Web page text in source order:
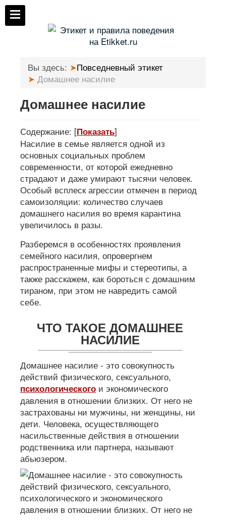
Вы здесь:
Повседневный этикет
Домашнее насилие
Домашнее насилие
Содержание: [Показать]
Насилие в семье является одной из
основных социальных проблем
современности, от которой ежедневно
страдают и даже умирают тысячи человек.
Особый всплеск агрессии отмечен в период
самоизоляции: количество случаев
домашнего насилия во время карантина
увеличилось в разы.
Разберемся в особенностях проявления
семейного насилия, опровергнем
распространенные мифы и стереотипы, а
также расскажем, как бороться с домашним
тираном, при этом не навредить самой
себе.
ЧТО ТАКОЕ ДОМАШНЕЕ
НАСИЛИЕ
Домашнее насилие - это совокупность
действий физического, сексуального,
психологического и экономического
давления в отношении близких. От него не
застрахованы ни мужчины, ни женщины, ни
дети. Человека, осуществляющего
насильственные действия в отношении
родственника или партнера, называют
абьюзером.